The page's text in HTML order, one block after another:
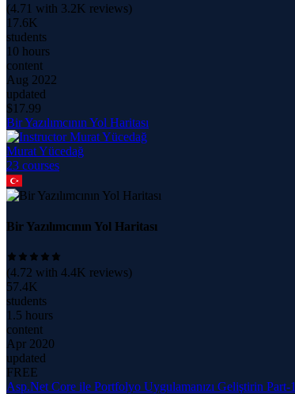
(4.71 with 3.2K reviews)
17.6K
students
10 hours
content
Aug 2022
updated
$17.99
Bir Yazılımcının Yol Haritası
Murat Yücedağ
23 courses
Bir Yazılımcının Yol Haritası
(4.72 with 4.4K reviews)
57.4K
students
1.5 hours
content
Apr 2020
updated
FREE
Asp.Net Core ile Portfolyo Uygulamanızı Geliştirin Part-1